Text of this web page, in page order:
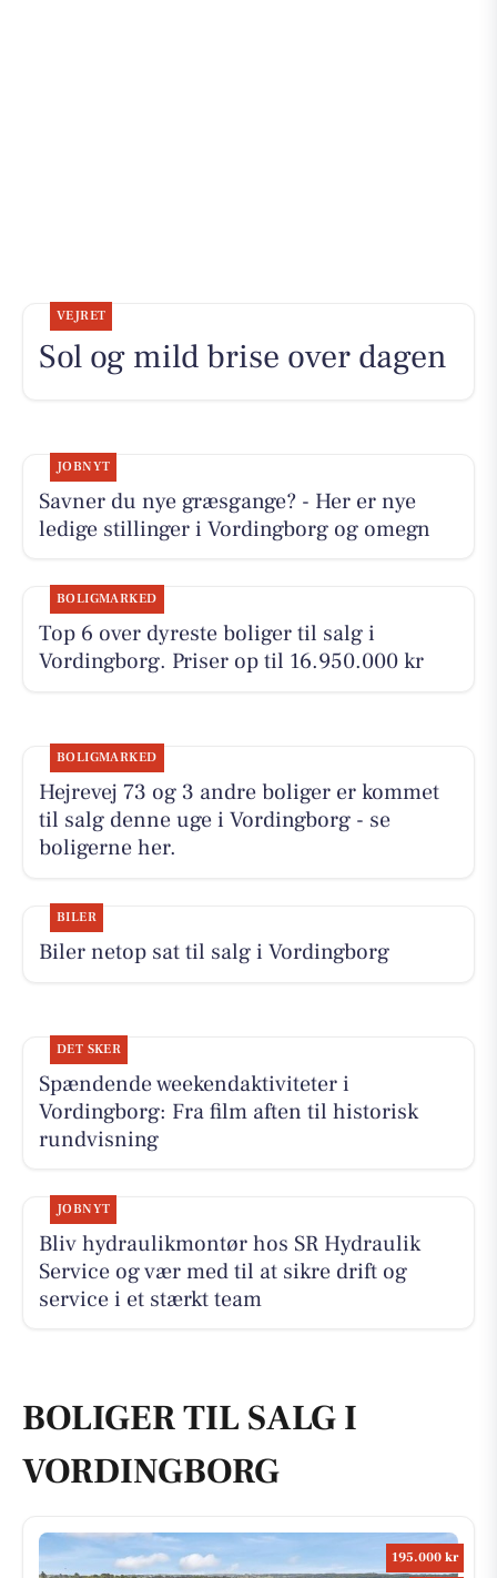
VEJRET
Sol og mild brise over dagen
JOBNYT
Savner du nye græsgange? - Her er nye
ledige stillinger i Vordingborg og omegn
BOLIGMARKED
Top 6 over dyreste boliger til salg i
Vordingborg. Priser op til 16.950.000 kr
BOLIGMARKED
Hejrevej 73 og 3 andre boliger er kommet
til salg denne uge i Vordingborg - se
boligerne her.
BILER
Biler netop sat til salg i Vordingborg
DET SKER
Spændende weekendaktiviteter i
Vordingborg: Fra film aften til historisk
rundvisning
JOBNYT
Bliv hydraulikmontør hos SR Hydraulik
Service og vær med til at sikre drift og
service i et stærkt team
BOLIGER TIL SALG I
VORDINGBORG
195.000 kr